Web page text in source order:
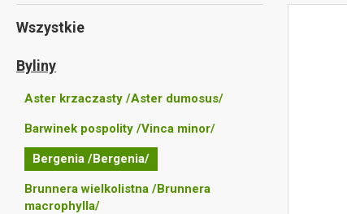
Wszystkie
Byliny
Aster krzaczasty /Aster dumosus/
Barwinek pospolity /Vinca minor/
Bergenia /Bergenia/
Brunnera wielkolistna /Brunnera
macrophylla/